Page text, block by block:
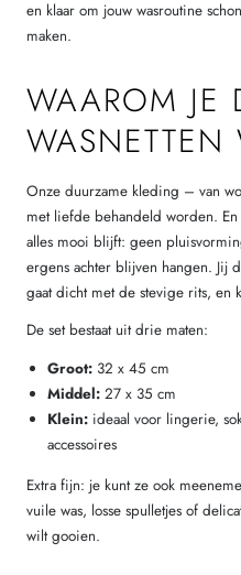
en klaar om jouw wasroutine
maken.
WAAROM JE
WASNETTEN
Onze duurzame kleding – van
met liefde behandeld worden.
alles mooi blijft: geen
ergens achter blijven hangen. Jij
gaat dicht met de stevige rits, en
De set bestaat uit drie maten:
Groot:32 x 45 cm
Middel:27 x 35 cm
Klein:ideaal voor lingerie,
accessoires
Extra fijn: je kunt ze ook
vuile was, losse spulletjes of
wilt gooien.